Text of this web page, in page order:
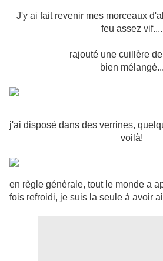
J'y ai fait revenir mes morceaux
feu assez vif....
rajouté une cuillère
bien mélangé...
j'ai disposé dans des verrines,
voilà!
en règle générale, tout le monde a
fois refroidi, je suis la seule à avoir